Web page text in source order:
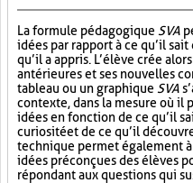
La formule pédagogique SVA
idées par rapport à ce qu’il
qu’il a appris. L’élève crée
antérieures et ses nouvelles
tableau ou un graphique SVA
contexte, dans la mesure où il
idées en fonction de ce qu’il
curiosité et de ce qu’il
technique permet également
idées préconçues des élèves
répondant aux questions qui